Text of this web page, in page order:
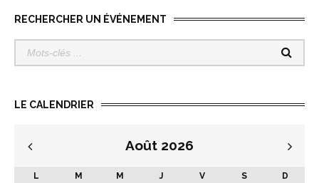
RECHERCHER UN ÉVÉNEMENT
LE CALENDRIER
Août 2026
L M M J V S D